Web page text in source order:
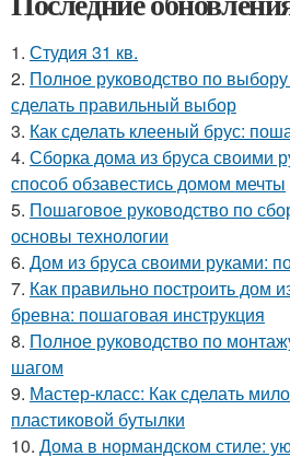
1. Студия 31 кв.
2. Полное руководство по
сделать правильный выбор
3. Как сделать клееный брус:
4. Сборка дома из бруса своими
способ обзавестись домом мечты
5. Пошаговое руководство по
основы технологии
6. Дом из бруса своими руками:
7. Как правильно построить дом
бревна: пошаговая инструкция
8. Полное руководство по
шагом
9. Мастер-класс: Как сделать
пластиковой бутылки
10. Дома в нормандском стиле: